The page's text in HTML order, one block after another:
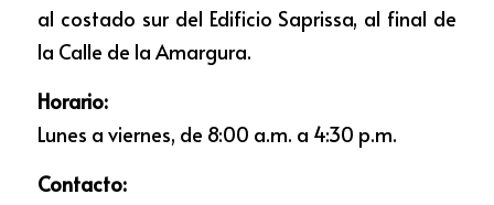
al costado sur del Edificio Saprissa, al final de
la Calle de la Amargura.
Horario:
Lunes a viernes, de 8:00 a.m. a 4:30 p.m.
Contacto: